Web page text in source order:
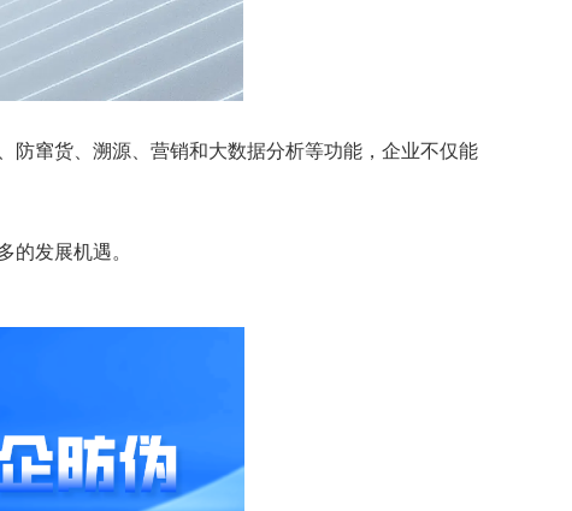
防窜货、溯源、营销和大数据分析等功能，企业不仅能
的发展机遇。